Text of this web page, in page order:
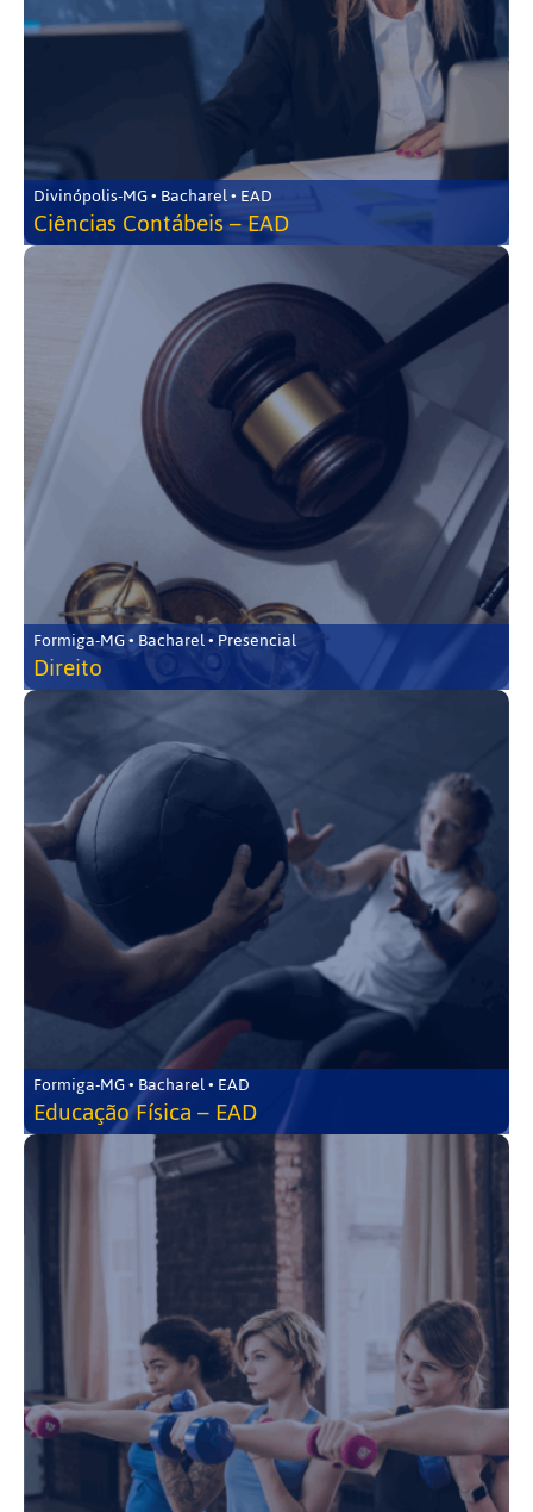
Divinópolis-MG • Bacharel • EAD
Ciências Contábeis – EAD
Formiga-MG • Bacharel • Presencial
Direito
Formiga-MG • Bacharel • EAD
Educação Física – EAD